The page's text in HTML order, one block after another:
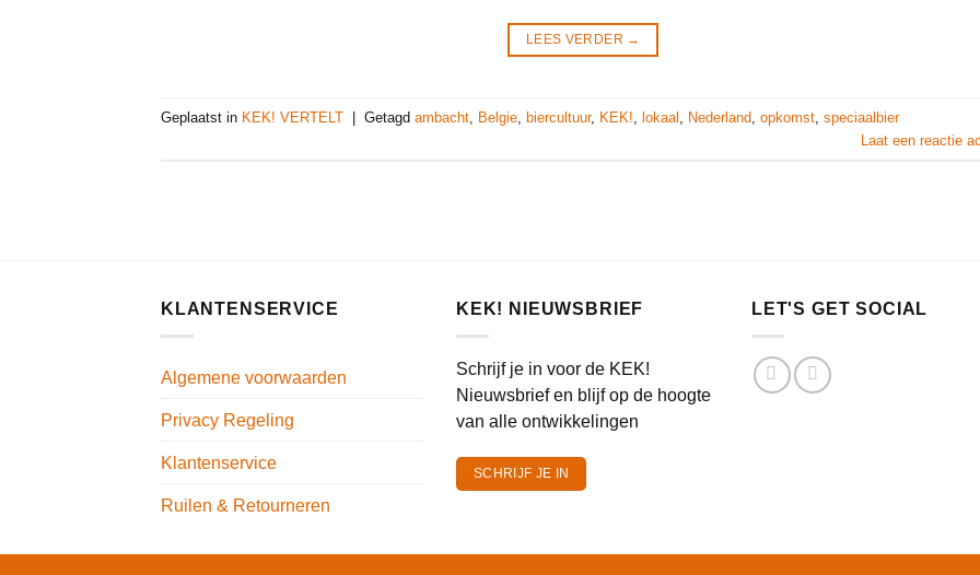
LEES VERDER →
Geplaatst in KEK! VERTELT | Getagd ambacht Belgie biercultuur, KEK! lokaal Nederland opkomst speciaalbier
Laat een reactie
KLANTENSERVICE
Algemene voorwaarden
Privacy Regeling
Klantenservice
Ruilen & Retourneren
KEK! NIEUWSBRIEF
Schrijf je in voor de KEK!
Nieuwsbrief en blijf op de hoogte
van alle ontwikkelingen
SCHRIJF JE IN
LET'S GET SOCIAL